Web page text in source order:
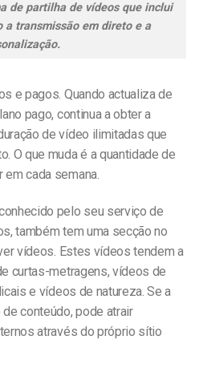
de partilha de vídeos que inclui
a transmissão em direto e a
e pagos. Quando actualiza de
pago, continua a obter a
de vídeo ilimitadas que
O que muda é a quantidade de
cada semana.
pelo seu serviço de
também tem uma secção no
vídeos. Estes vídeos tendem a
curtas-metragens, vídeos de
e vídeos de natureza. Se a
conteúdo, pode atrair
através do próprio sítio